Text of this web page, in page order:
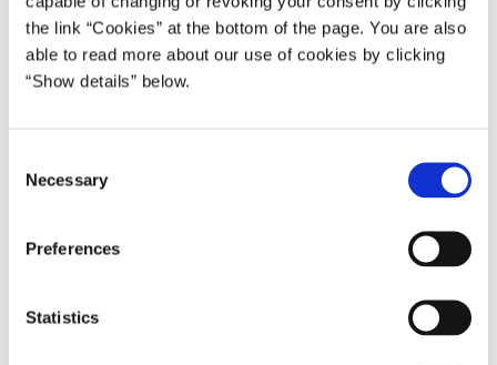
the link “Cookies” at the bottom of the page. You are also
able to read more about our use of cookies by clicking
“Show details” below.
Necessary
Preferences
Statistics
med andre landes levering af kampvogne til Ukraine.
Samlet set bidrager det til Ukraines evne til at kæmpe for
sin egen frihed,”
medfølge reservedele og en ammunitionspakke.
samarbejde med andre lande om at adressere Ukraines
militære behov. Projektet er åbent for, at flere lande kan